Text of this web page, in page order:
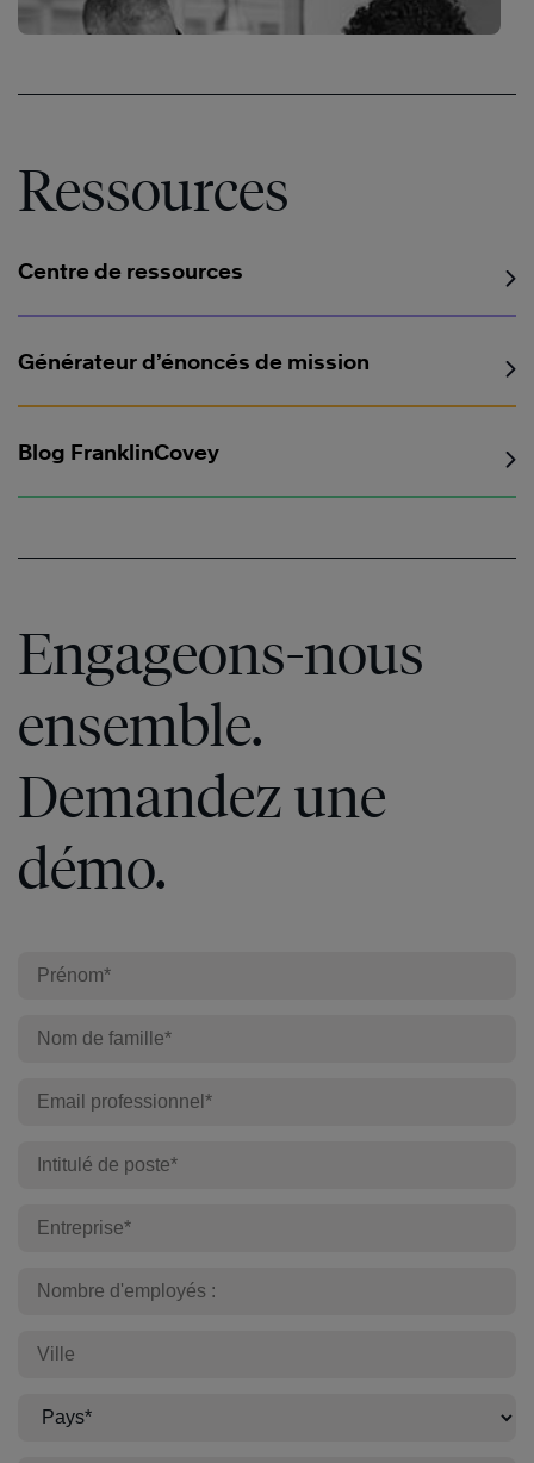
En
plus
En
En
savoir
Ressources
Centre de ressources
Générateur d’énoncés de mission
Blog FranklinCovey
Engageons-nous
ensemble.
Demandez une
démo.